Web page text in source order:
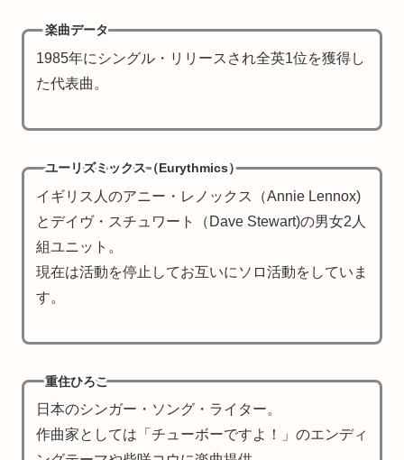
楽曲データ
1985年にシングル・リリースされ全英1位を獲得し
た代表曲。
ユーリズミックス（Eurythmics）
イギリス人のアニー・レノックス（Annie Lennox)
とデイヴ・スチュワート（Dave Stewart)の男女2人
組ユニット。
現在は活動を停止してお互いにソロ活動をしていま
す。
重住ひろこ
日本のシンガー・ソング・ライター。
作曲家としては「チューボーですよ！」のエンディ